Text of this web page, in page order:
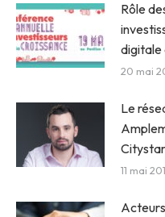
Rôle
digitale
20 mai
Le
11 mai